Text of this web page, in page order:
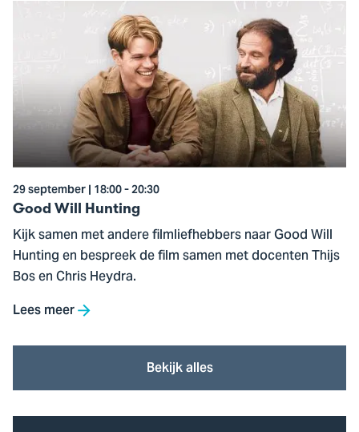
Hunting
29 september | 18:00 - 20:30
Good Will Hunting
Kijk samen met andere filmliefhebbers naar Good Will
Hunting en bespreek de film samen met docenten Thijs
Bos en Chris Heydra.
Lees meer
Bekijk alles